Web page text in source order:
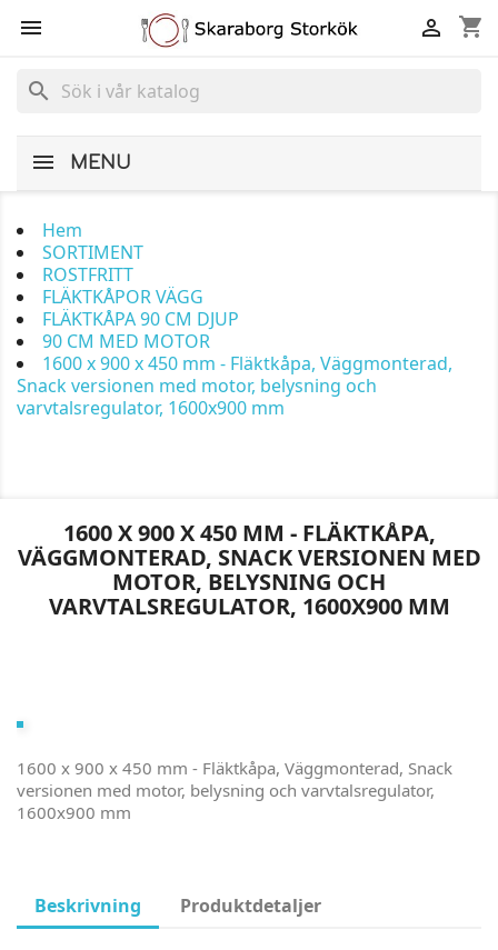
 shopping_cart

search
MENU
Hem
SORTIMENT
ROSTFRITT
FLÄKTKÅPOR VÄGG
FLÄKTKÅPA 90 CM DJUP
90 CM MED MOTOR
1600 x 900 x 450 mm - Fläktkåpa, Väggmonterad,
Snack versionen med motor, belysning och
varvtalsregulator, 1600x900 mm
1600 X 900 X 450 MM - FLÄKTKÅPA,
VÄGGMONTERAD, SNACK VERSIONEN MED
MOTOR, BELYSNING OCH
VARVTALSREGULATOR, 1600X900 MM
1600 x 900 x 450 mm - Fläktkåpa, Väggmonterad, Snack
versionen med motor, belysning och varvtalsregulator,
1600x900 mm
Beskrivning Produktdetaljer